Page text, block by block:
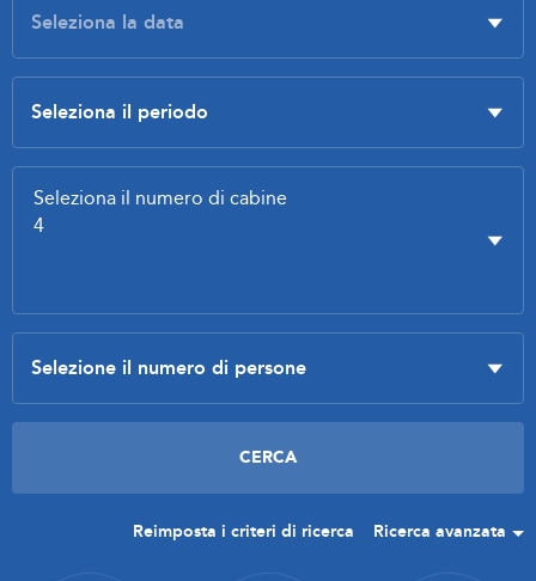
Reimposta i criteri di ricerca Ricerca avanzata